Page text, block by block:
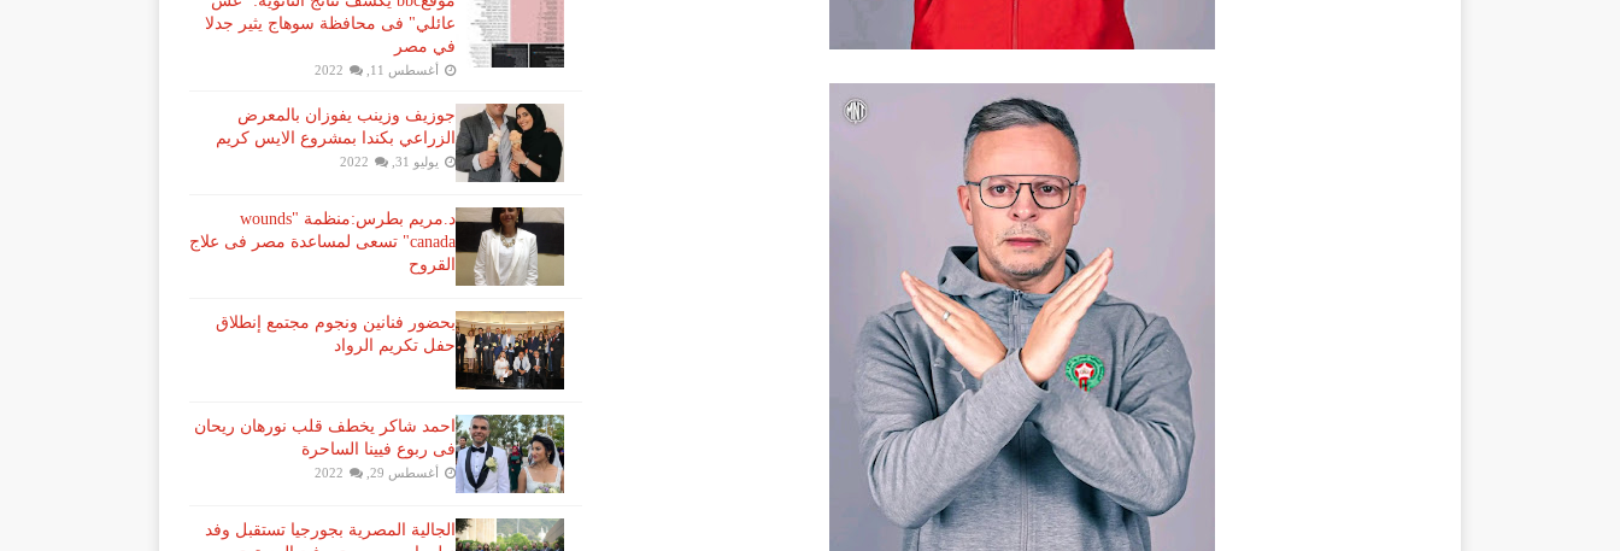
عائلي" فى محافظة سوهاج يثير جدلا
في مصر
أغسطس 11, 2022
جوزيف وزينب يفوزان بالمعرض
الزراعي بكندا بمشروع الايس كريم
يوليو 31, 2022
د.مريم بطرس:منظمة "wounds
canada" تسعى لمساعدة مصر فى علاج
القروح
بحضور فنانين ونجوم مجتمع إنطلاق
حفل تكريم الرواد
احمد شاكر يخطف قلب نورهان ريحان
فى ربوع فيينا الساحرة
أغسطس 29, 2022
الجالية المصرية بجورجيا تستقبل وفد